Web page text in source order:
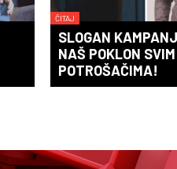
ČITAJ
SLOGAN
NAŠ POKLON SVIM
POTROŠAČIMA!